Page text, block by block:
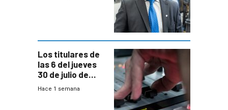
Los titulares de
las 6 del jueves
30 de julio de
2026
Hace 1 semana